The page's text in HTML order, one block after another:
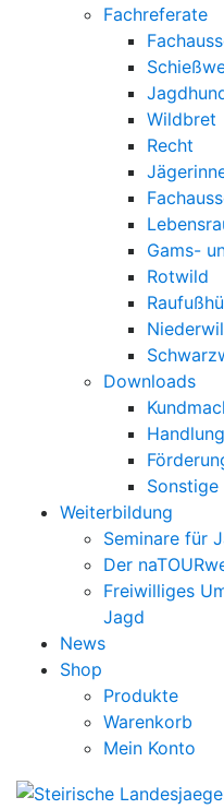
Fachreferate
Wildbret
Recht
Gams-
Rotwild
Downloads
Weiterbildung
Seminare für
Der
Freiwilliges
Jagd
News
Shop
Produkte
Warenkorb
Mein Konto